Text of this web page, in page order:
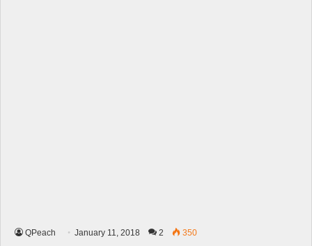
QPeach January 11, 2018 2 350